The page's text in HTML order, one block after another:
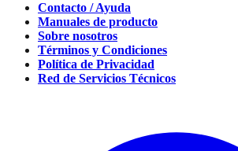
Contacto / Ayuda
Manuales de producto
Sobre nosotros
Términos y Condiciones
Política de Privacidad
Red de Servicios Técnicos